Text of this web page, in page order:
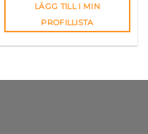
LÄGG TILL I MIN
PROFILLISTA